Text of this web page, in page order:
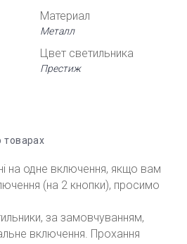
Материал
Металл
Цвет светильника
Престиж
товарах
на одне включення, якщо вам
(на 2 кнопки), просимо
за замовчуванням,
включення. Прохання